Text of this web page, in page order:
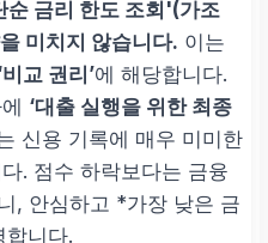
순 금리 한도 조회'(가조
미치지 않습니다. 이는
비교 권리’에 해당합니다.
‘대출 실행을 위한 최종
신용 기록에 매우 미미한
. 점수 하락보다는 금융
, 안심하고 *가장 낮은 금
니다.